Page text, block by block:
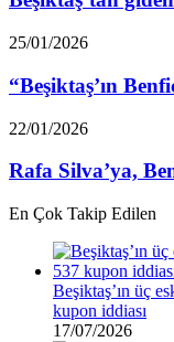
“Beşiktaş’ın
40
milyon
Euro
borcu
var”
25/01/2026
“Beşiktaş’ın
Rafa
Benfica’dan
ücret
22/01/2026
Rafa Silva’ya,
En Çok Takip Edilen
Beşiktaş’ın üç
kupon iddiası
17/07/2026